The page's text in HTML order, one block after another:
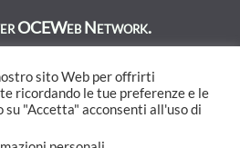
OCEWeb Network.
sito Web per offrirti
ricordando le tue preferenze e le
"Accetta" acconsenti all'uso di